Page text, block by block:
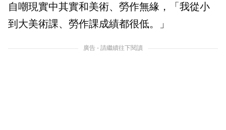
自嘲現實中其實和美術、勞作無緣，「我從小
到大美術課、勞作課成績都很低。」
廣告 - 請繼續往下閱讀